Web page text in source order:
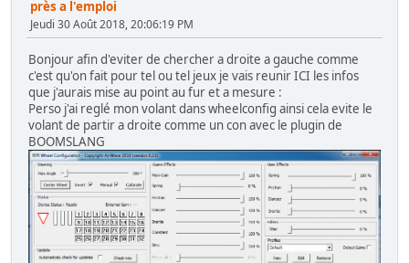
près a l'emploi
Jeudi 30 Août 2018, 20:06:19 PM
Bonjour afin d'eviter de chercher a droite a gauche comme
c'est qu'on fait pour tel ou tel jeux je vais reunir ICI les infos
que j'aurais mise au point au fur et a mesure :
Perso j'ai reglé mon volant dans wheelconfig ainsi cela evite le
volant de partir a droite comme un con avec le plugin de
BOOMSLANG